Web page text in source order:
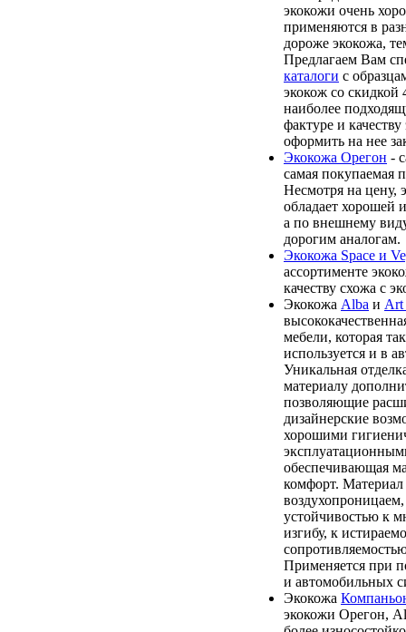
экокожи очень
применяются в
дороже экокожа,
Предлагаем Вам
каталоги с
экокож со скидкой
наиболее
фактуре и
оформить на нее
Экокожа Орегон -
самая покупаемая
Несмотря на цену,
обладает хорошей
а по внешнему
дорогим аналогам.
Экокожа Space и
ассортименте
качеству схожа с
Экокожа Alba и Art
мебели, которая
используется и в
Уникальная
материалу
позволяющие
дизайнерские
хорошими
обеспечивающая
комфорт. Материал
устойчивостью к
изгибу, к
Применяется при
и автомобильных
Экокожа
экокожи Орегон,